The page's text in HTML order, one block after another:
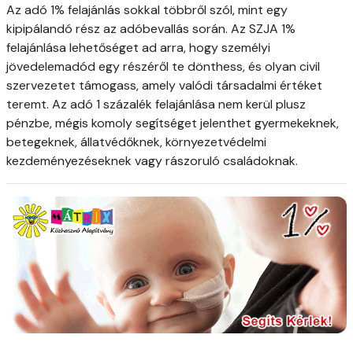
Az adó 1% felajánlás sokkal többről szól, mint egy
kipipálandó rész az adóbevallás során. Az SZJA 1%
felajánlása lehetőséget ad arra, hogy személyi
jövedelemadód egy részéről te dönthess, és olyan civil
szervezetet támogass, amely valódi társadalmi értéket
teremt. Az adó 1 százalék felajánlása nem kerül plusz
pénzbe, mégis komoly segítséget jelenthet gyermekeknek,
betegeknek, állatvédőknek, környezetvédelmi
kezdeményezéseknek vagy rászoruló családoknak.